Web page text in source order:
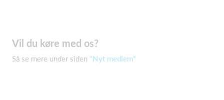
Vil du køre med os?
Så se mere under siden "Nyt medlem"